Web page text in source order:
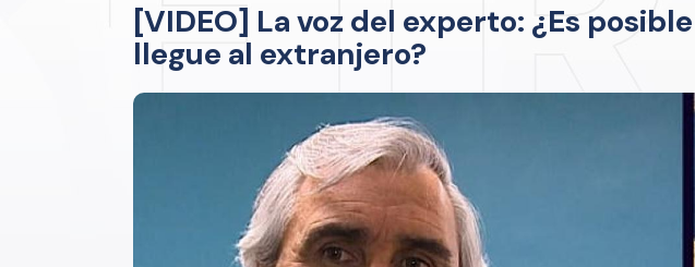
[VIDEO] La voz del experto: ¿Es
llegue al extranjero?